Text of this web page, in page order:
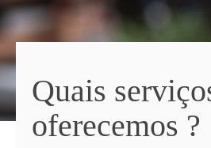
oferecemos ?